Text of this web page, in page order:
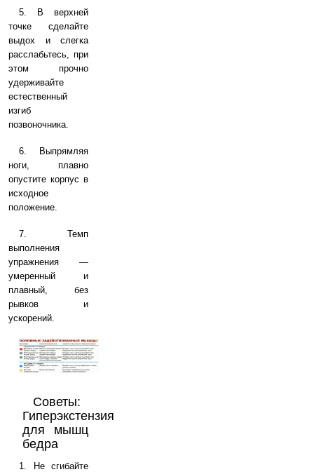
5. В верхней
точке сделайте
выдох и слегка
расслабьтесь, при
этом прочно
удерживайте
естественный
изгиб
позвоночника.
6. Выпрямляя
ноги, плавно
опустите корпус в
исходное
положение.
7. Темп
выполнения
упражнения —
умеренный и
плавный, без
рывков и
ускорений.
Советы:
Гиперэкстензия
для мышц
бедра
1. Не сгибайте